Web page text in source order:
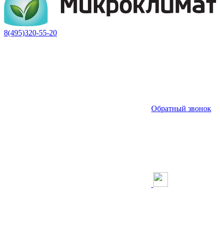
8(495)320-55-20
Обратный звонок